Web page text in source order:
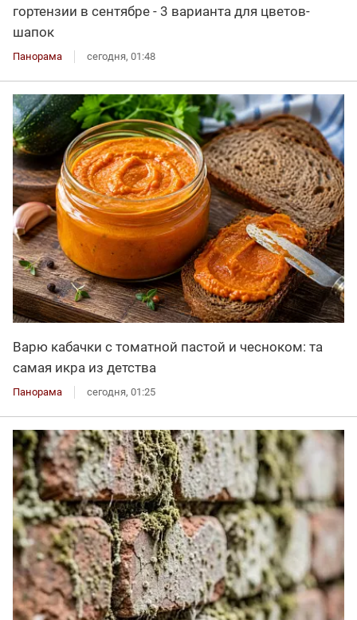
гортензии в сентябре - 3 варианта для цветов-
шапок
Панорама сегодня, 01:48
Варю кабачки с томатной пастой и чесноком: та
самая икра из детства
Панорама сегодня, 01:25